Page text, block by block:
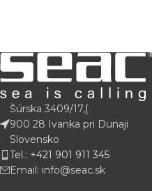
Šúrska 3409/17,[
900 28 Ivanka pri Dunaji
Slovensko
Tel.: +421 901 911 345
Email: info@seac.sk